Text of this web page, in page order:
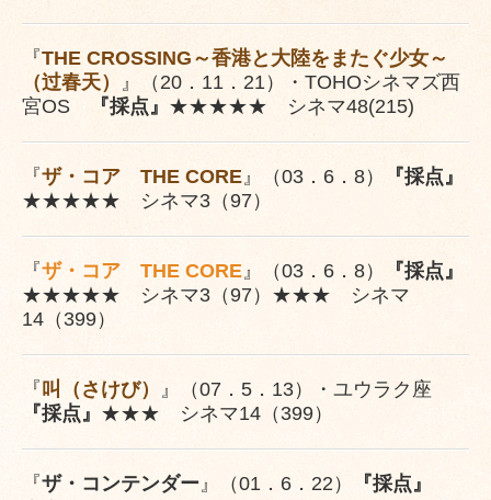
『THE CROSSING～香港と大陸をまたぐ少女～
（过春天）
』（20．11．21）・TOHOシネマズ西
宮OS
『採点』 ★★★★★ シネマ48(215)
『ザ・コア THE CORE 』（03．6．8）
『採点』
★★★★★ シネマ3（97）
『ザ・コア THE CORE 』（03．6．8）
『採点』
★★★★★ シネマ3（97）★★★ シネマ
14（399）
『叫（さけび）
』（07．5．13）・ユウラク座
『採点』 ★★★ シネマ14（399）
『ザ・コンテンダー 』（01．6．22）
『採点』